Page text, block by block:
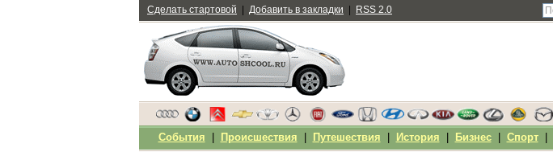
Сделать стартовой Добавить в закладки RSS 2.0
События Происшествия Путешествия История Бизнес| Спорт|